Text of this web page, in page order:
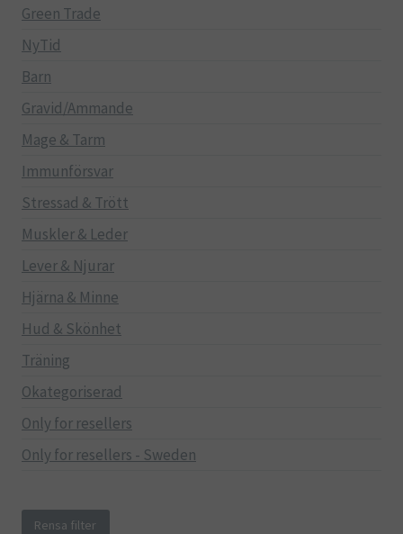
Green Trade
NyTid
Barn
Gravid/Ammande
Mage & Tarm
Immunförsvar
Stressad & Trött
Muskler & Leder
Lever & Njurar
Hjärna & Minne
Hud & Skönhet
Träning
Okategoriserad
Only for resellers
Only for resellers - Sweden
Rensa filter